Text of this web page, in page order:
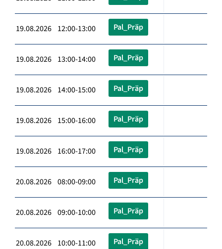
19.08.2026 12:00-13:00 Pal_Präp
19.08.2026 13:00-14:00 Pal_Präp
19.08.2026 14:00-15:00 Pal_Präp
19.08.2026 15:00-16:00 Pal_Präp
19.08.2026 16:00-17:00 Pal_Präp
20.08.2026 08:00-09:00 Pal_Präp
20.08.2026 09:00-10:00 Pal_Präp
20.08.2026 10:00-11:00 Pal_Präp